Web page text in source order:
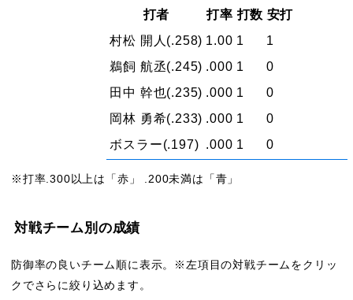
打者 打率 打数 安打
村松 開人 (.258) 1.00 1
1
鵜飼 航丞(.245) .000 1
0
田中 幹也(.235) .000 1
0
岡林 勇希(.233) .000 1
0
ボスラー(.197) .000 1 0
※打率.300以上は「赤」 .200未満は「青」
対戦チーム別の成績
防御率の良いチーム順に表示。※左項目の対戦チームをクリッ
クでさらに絞り込めます。